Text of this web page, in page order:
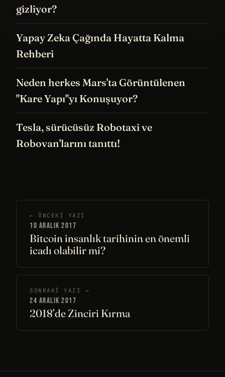
gizliyor?
Yapay Zeka Çağında Hayatta Kalma
Rehberi
Neden herkes Mars'ta Görüntülenen
"Kare Yapı"yı Konuşuyor?
Tesla, sürücüsüz Robotaxi ve
Robovan'larını tanıttı!
← ÖNCEKI YAZI
10 ARALIK 2017
Bitcoin insanlık tarihinin en önemli
icadı olabilir mi?
SONRAKI YAZI →
24 ARALIK 2017
2018’de Zinciri Kırma